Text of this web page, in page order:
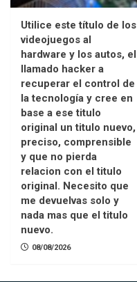
Utilice este título de los
videojuegos al
hardware y los autos, el
llamado hacker a
recuperar el control de
la tecnología y cree en
base a ese titulo
original un titulo nuevo,
preciso, comprensible
y que no pierda
relacion con el titulo
original. Necesito que
me devuelvas solo y
nada mas que el titulo
nuevo.
08/08/2026